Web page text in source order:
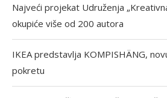
Najveći projekat Udruženja
okupiće više od 200 autora
IKEA predstavlja KOMPISHÄNG,
pokretu